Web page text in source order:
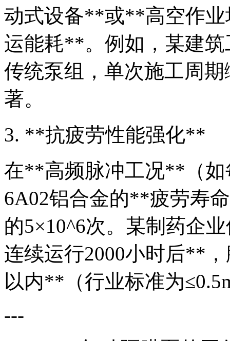
动式设备**或**高空作
运能耗**。例如，某建
传统泵组，单次施工周
著。
3. **抗疲劳性能强化**
在**高频脉冲工况**（如
6A02铝合金的**疲劳寿
的5×10^6次。某制药企
连续运行2000小时后**
以内**（行业标准为
---